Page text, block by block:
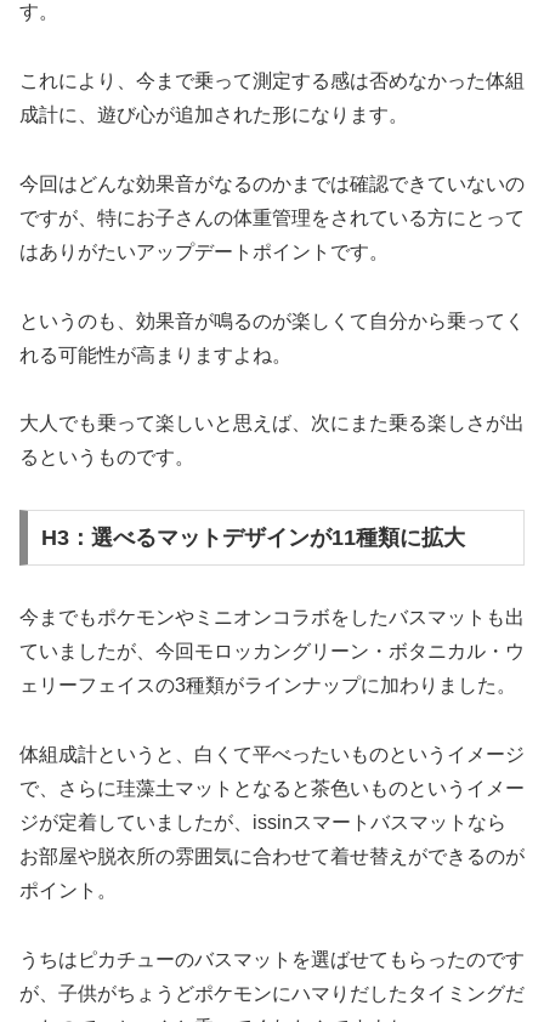
す。
これにより、今まで乗って測定する感は否めなかった体組
成計に、遊び心が追加された形になります。
今回はどんな効果音がなるのかまでは確認できていないの
ですが、特にお子さんの体重管理をされている方にとって
はありがたいアップデートポイントです。
というのも、効果音が鳴るのが楽しくて自分から乗ってく
れる可能性が高まりますよね。
大人でも乗って楽しいと思えば、次にまた乗る楽しさが出
るというものです。
H3：選べるマットデザインが11種類に拡大
今までもポケモンやミニオンコラボをしたバスマットも出
ていましたが、今回モロッカングリーン・ボタニカル・ウ
ェリーフェイスの3種類がラインナップに加わりました。
体組成計というと、白くて平べったいものというイメージ
で、さらに珪藻土マットとなると茶色いものというイメー
ジが定着していましたが、issinスマートバスマットなら
お部屋や脱衣所の雰囲気に合わせて着せ替えができるのが
ポイント。
うちはピカチューのバスマットを選ばせてもらったのです
が、子供がちょうどポケモンにハマりだしたタイミングだ